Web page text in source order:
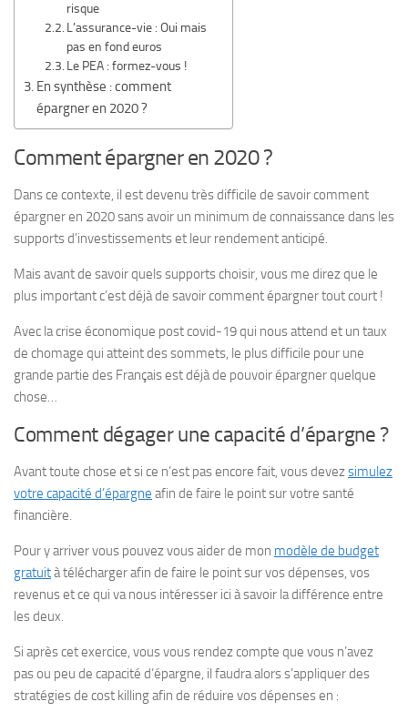
risque
L’assurance-vie : Oui mais
pas en fond euros
Le PEA : formez-vous !
En synthèse : comment
épargner en 2020 ?
Comment épargner en 2020 ?
Dans ce contexte, il est devenu très difficile de savoir comment
épargner en 2020 sans avoir un minimum de connaissance dans les
supports d’investissements et leur rendement anticipé.
Mais avant de savoir quels supports choisir, vous me direz que le
plus important c’est déjà de savoir comment épargner tout court !
Avec la crise économique post covid-19 qui nous attend et un taux
de chomage qui atteint des sommets, le plus difficile pour une
grande partie des Français est déjà de pouvoir épargner quelque
chose…
Comment dégager une capacité d’épargne ?
Avant toute chose et si ce n’est pas encore fait, vous devezsimulez
votre capacité d’épargne afin de faire le point sur votre santé
financière.
Pour y arriver vous pouvez vous aider de mon modèle de budget
gratuità télécharger afin de faire le point sur vos dépenses, vos
revenus et ce qui va nous intéresser ici à savoir la différence entre
les deux.
Si après cet exercice, vous vous rendez compte que vous n’avez
pas ou peu de capacité d’épargne, il faudra alors s’appliquer des
stratégies de cost killing afin de réduire vos dépenses en :